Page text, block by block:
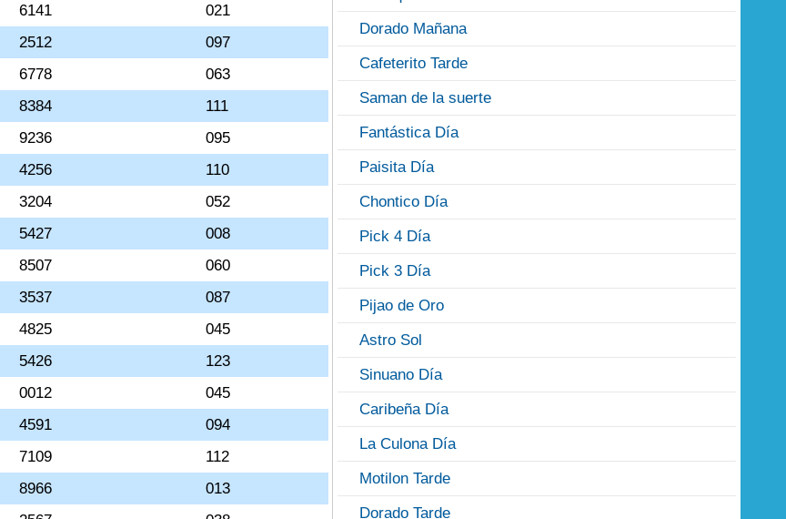
6141
021
2512
097
6778
063
8384
111
9236
095
4256
110
3204
052
5427
008
8507
060
3537
087
4825
045
5426
123
0012
045
4591
094
7109
112
8966
013
Dorado Mañana
Cafeterito Tarde
Saman de la suerte
Fantástica Día
Paisita Día
Chontico Día
Pick 4 Día
Pick 3 Día
Pijao de Oro
Astro Sol
Sinuano Día
Caribeña Día
La Culona Día
Motilon Tarde
Dorado Tarde